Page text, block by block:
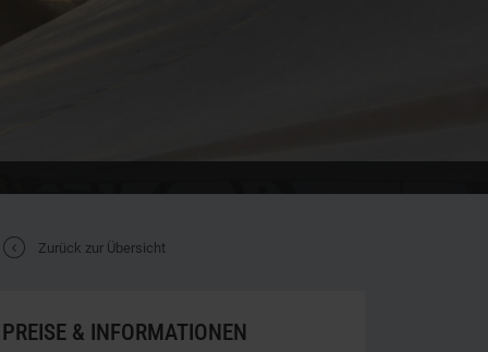
t Zurück zur Übersicht
PREISE & INFORMATIONEN